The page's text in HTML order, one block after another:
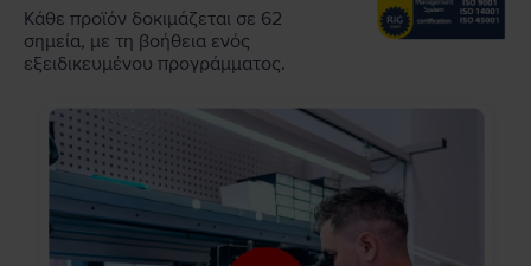
Κάθε προϊόν δοκιμάζεται σε 62
σημεία, με τη βοήθεια ενός
εξειδικευμένου προγράμματος.